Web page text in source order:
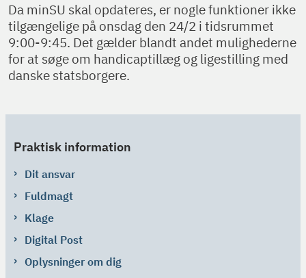
Da minSU skal opdateres, er nogle funktioner ikke
tilgængelige på onsdag den 24/2 i tidsrummet
9:00-9:45. Det gælder blandt andet mulighederne
for at søge om handicaptillæg og ligestilling med
danske statsborgere.
Praktisk information
Dit ansvar
Fuldmagt
Klage
Digital Post
Oplysninger om dig